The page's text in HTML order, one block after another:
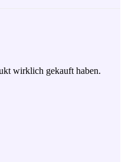
wirklich gekauft haben.